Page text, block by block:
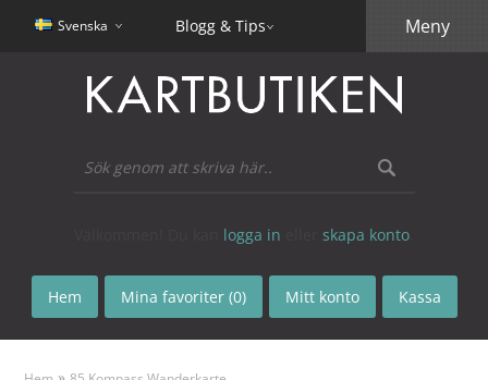
Svenska Blogg & Tips
logga in skapa konto
Hem Mina favoriter (0) Mitt konto Kassa
Meny